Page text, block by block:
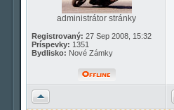
administrátor stránky
Registrovaný: 27 Sep 2008, 15:32
Príspevky: 1351
Bydlisko: Nové Zámky
Hore